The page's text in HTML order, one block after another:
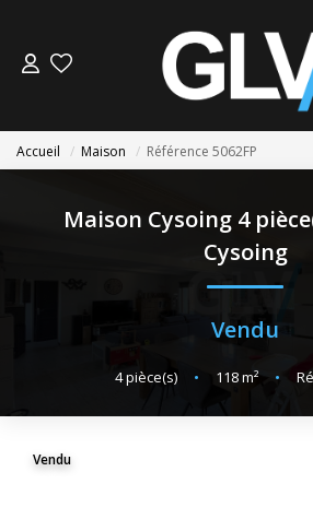
LOCATION
GESTION
NOS AGENCES
Nos Agences
Accueil Maison Référence 5062FP
Maison Cysoing 4
Cysoing
Vendu
4pièce(s) • 118m² •
Vendu